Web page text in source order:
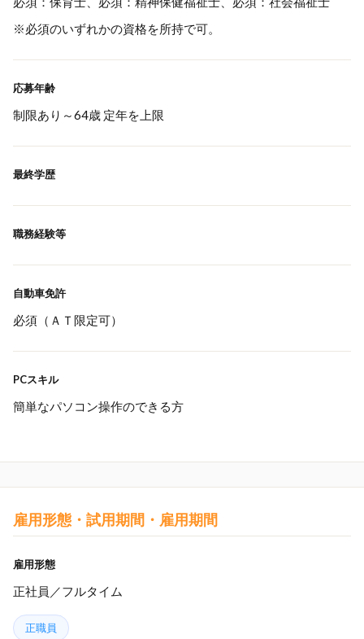
※必須のいずれかの資格を所持で可。
応募年齢
制限あり～64歳 定年を上限
最終学歴
職務経験等
自動車免許
必須（ＡＴ限定可）
PCスキル
簡単なパソコン操作のできる方
雇用形態・試用期間・雇用期間
雇用形態
正社員／フルタイム
正職員